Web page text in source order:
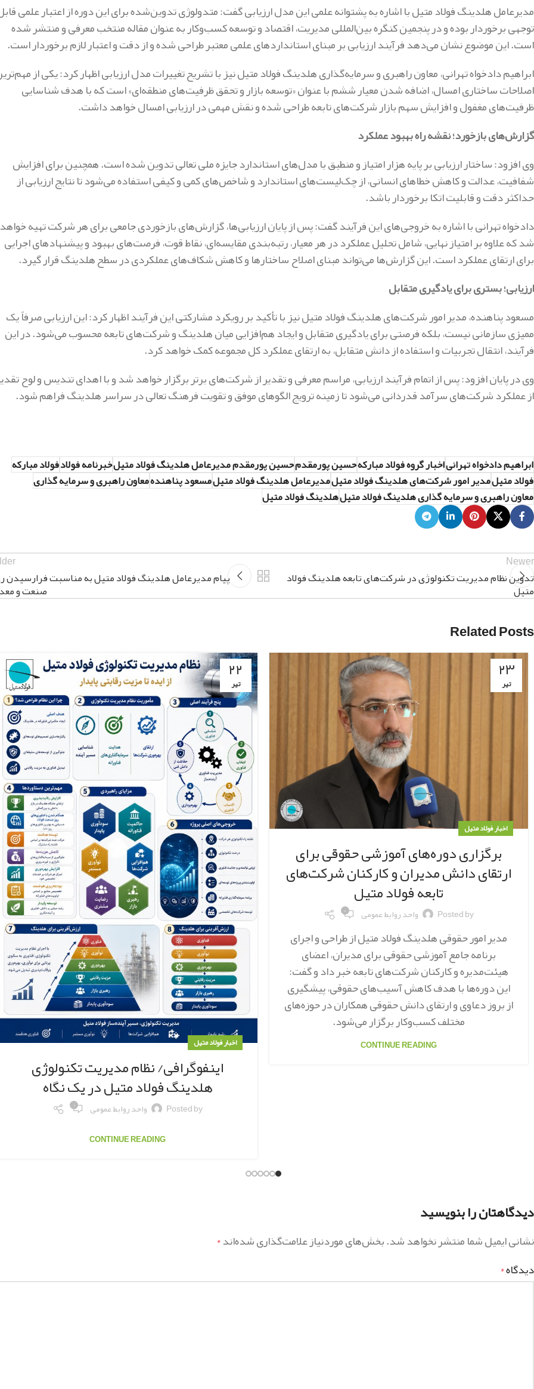
مدیرعامل هلدینگ فولاد متیل با اشاره به پشتوانه علمی این مدل ارزیابی گفت: متدولوژی تدوین‌شده برای این دوره از اعتبار علمی
توجهی برخوردار بوده و در پنجمین کنگره بین‌المللی مدیریت، اقتصاد و توسعه کسب‌وکار به عنوان مقاله منتخب معرفی و منتشر شده
است. این موضوع نشان می‌دهد فرآیند ارزیابی بر مبنای استانداردهای علمی معتبر طراحی شده و از دقت و اعتبار لازم برخوردار است.
ابراهیم دادخواه تهرانی، معاون راهبری و سرمایه‌گذاری هلدینگ فولاد متیل نیز با تشریح تغییرات مدل ارزیابی اظهار کرد: یکی از
اصلاحات ساختاری امسال، اضافه شدن معیار ششم با عنوان «توسعه بازار و تحقق ظرفیت‌های منطقه‌ای» است که با هدف شناسایی
ظرفیت‌های مغفول و افزایش سهم بازار شرکت‌های تابعه طراحی شده و نقش مهمی در ارزیابی امسال خواهد داشت.
گزارش‌های بازخورد؛ نقشه راه بهبود عملکرد
وی افزود: ساختار ارزیابی بر پایه هزار امتیاز و منطبق با مدل‌های استاندارد جایزه ملی تعالی تدوین شده است. همچنین برای افزایش
شفافیت، عدالت و کاهش خطاهای انسانی، از چک‌لیست‌های استاندارد و شاخص‌های کمی و کیفی استفاده می‌شود تا نتایج ارزیابی از
حداکثر دقت و قابلیت اتکا برخوردار باشد.
دادخواه تهرانی با اشاره به خروجی‌های این فرآیند گفت: پس از پایان ارزیابی‌ها، گزارش‌های بازخوردی جامعی برای هر شرکت تهیه خواهد
شد که علاوه بر امتیاز نهایی، شامل تحلیل عملکرد در هر معیار، رتبه‌بندی مقایسه‌ای، نقاط قوت، فرصت‌های بهبود و پیشنهادهای اجرایی
برای ارتقای عملکرد است. این گزارش‌ها می‌تواند مبنای اصلاح ساختارها و کاهش شکاف‌های عملکردی در سطح هلدینگ قرار گیرد.
ارزیابی؛ بستری برای یادگیری متقابل
مسعود پناهنده، مدیر امور شرکت‌های هلدینگ فولاد متیل نیز با تأکید بر رویکرد مشارکتی این فرآیند اظهار کرد: این ارزیابی صرفاً یک
ممیزی سازمانی نیست، بلکه فرصتی برای یادگیری متقابل و ایجاد هم‌افزایی میان هلدینگ و شرکت‌های تابعه محسوب می‌شود. در این
فرآیند، انتقال تجربیات و استفاده از دانش متقابل، به ارتقای عملکرد کل مجموعه کمک خواهد کرد.
وی در پایان افزود: پس از اتمام فرآیند ارزیابی، مراسم معرفی و تقدیر از شرکت‌های برتر برگزار خواهد شد و با اهدای تندیس و لوح
از عملکرد شرکت‌های سرآمد قدردانی می‌شود تا زمینه ترویج الگوهای موفق و تقویت فرهنگ تعالی در سراسر هلدینگ فراهم شود.
ابراهیم دادخواه تهرانیاخبار گروه فولاد مبارکهحسین پورمقدمحسین پورمقدم مدیرعامل هلدینگ فولاد متیلخبرنامه فولادفولاد مبارکه
فولاد متیلمدیر امور شرکت‌های هلدینگ فولاد متیلمدیرعامل هلدینگ فولاد متیلمسعود پناهندهمعاون راهبری و سرمایه گذاری
معاون راهبری و سرمایه گذاری هلدینگ فولاد متیلهلدینگ فولاد متیل
Newer
تدوین نظام مدیریت تکنولوژی در شرکت‌های تابعه هلدینگ فولاد
متیل
پیام مدیرعامل هلدینگ فولاد متیل به مناسبت فرارسیدن
صنعت و
Related Posts
۲۳
تیر
اخبار فولاد متیل
برگزاری دوره‌های آموزشی حقوقی برای
ارتقای دانش مدیران و کارکنان شرکت‌های
تابعه فولاد متیل
Posted by واحد روابط عمومی ۰
مدیر امور حقوقی هلدینگ فولاد متیل از طراحی و اجرای
برنامه جامع آموزشی حقوقی برای مدیران، اعضای
هیئت‌مدیره و کارکنان شرکت‌های تابعه خبر داد و گفت:
این دوره‌ها با هدف کاهش آسیب‌های حقوقی، پیشگیری
از بروز دعاوی و ارتقای دانش حقوقی همکاران در حوزه‌های
مختلف کسب‌وکار برگزار می‌شود.
CONTINUE READING
۲۲
تیر
اخبار فولاد متیل
اینفوگرافی/ نظام مدیریت تکنولوژی
هلدینگ فولاد متیل در یک نگاه
Posted by واحد روابط عمومی ۰
CONTINUE READING
دیدگاهتان را بنویسید
نشانی ایمیل شما منتشر نخواهد شد.بخش‌های موردنیاز علامت‌گذاری شده‌اند*
دیدگاه*